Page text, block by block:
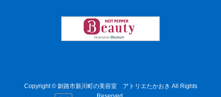
Copyright © 釧路市新川町の美容室 アトリエたかおき All Rights